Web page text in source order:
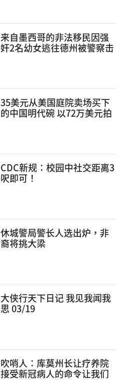
来自墨西哥的非法移民因强
奸2名幼女逃往德州被警察击
35美元从美国庭院卖场买下
的中国明代碗 以72万美元拍
CDC新规：校园中社交距离3
呎即可！
休城警局警长人选出炉，非
裔将挑大梁
大侠行天下日记 我见我闻我
思 03/19
吹哨人：库莫州长让疗养院
接受新冠病人的命令让我们